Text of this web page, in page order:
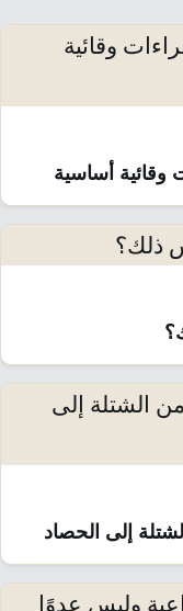
وقائية أساسية
إلى الحصاد